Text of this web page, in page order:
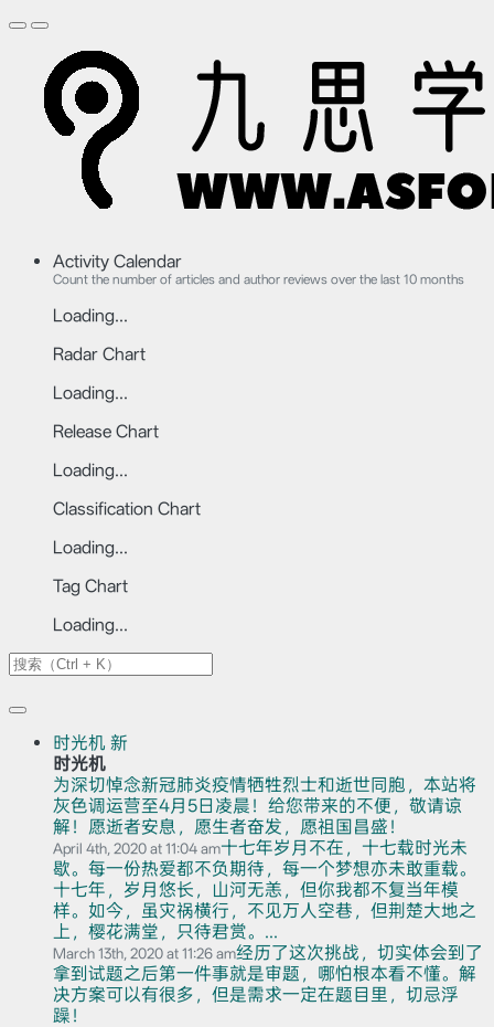
Activity Calendar
Count the number of articles and author reviews over the last 10 months
Loading...
Radar Chart
Loading...
Release Chart
Loading...
Classification Chart
Loading...
Tag Chart
Loading...
时光机 新
时光机
为深切悼念新冠肺炎疫情牺牲烈士和逝世同胞，本站将
灰色调运营至4月5日凌晨！给您带来的不便，敬请谅
解！愿逝者安息，愿生者奋发，愿祖国昌盛！
April 4th, 2020 at 11:04 am十七年岁月不在，十七载时光未
歇。每一份热爱都不负期待，每一个梦想亦未敢重载。
十七年，岁月悠长，山河无恙，但你我都不复当年模
样。如今，虽灾祸横行，不见万人空巷，但荆楚大地之
上，樱花满堂，只待君赏。...
March 13th, 2020 at 11:26 am经历了这次挑战，切实体会到了
拿到试题之后第一件事就是审题，哪怕根本看不懂。解
决方案可以有很多，但是需求一定在题目里，切忌浮
躁！